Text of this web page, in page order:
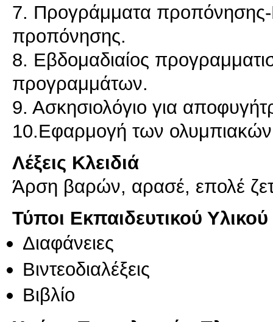
7. Προγράμματα
προπόνησης.
8. Εβδομαδιαίος
προγραμμάτων.
9. Ασκησιολόγιο για
Λέξεις Κλειδιά
Άρση βαρών, αρασέ, επολέ
Τύποι Εκπαιδευτικού Υλικού
Διαφάνειες
Βιντεοδιαλέξεις
Βιβλίο